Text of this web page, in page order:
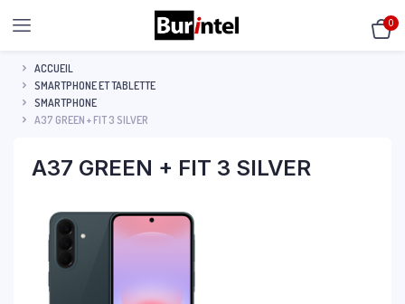
0
ACCUEIL
SMARTPHONE ET TABLETTE
SMARTPHONE
A37 GREEN + FIT 3 SILVER
A37 GREEN + FIT 3 SILVER